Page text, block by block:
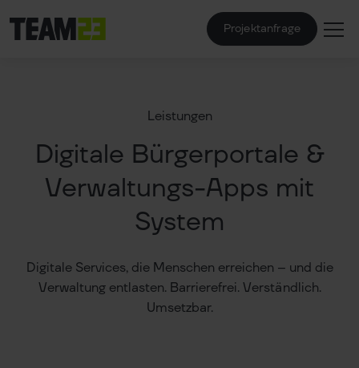
Projektanfrage
Leistungen
Digitale Bürgerportale &
Verwaltungs-Apps mit
System
Digitale Services, die Menschen erreichen – und die
Verwaltung entlasten. Barrierefrei. Verständlich.
Umsetzbar.